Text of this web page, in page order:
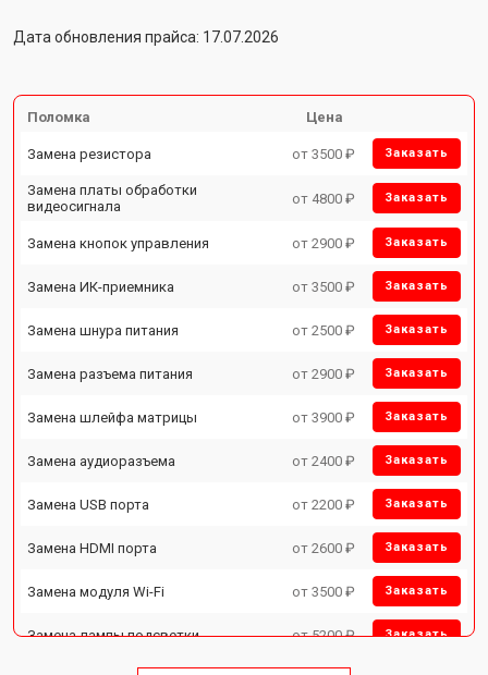
Дата обновления прайса: 17.07.2026
Поломка Цена
Замена резистора от 3500 ₽ Заказать
Замена платы обработки
видеосигнала
от 4800 ₽ Заказать
Замена кнопок управления от 2900 ₽ Заказать
Замена ИК-приемника от 3500 ₽ Заказать
Замена шнура питания от 2500 ₽ Заказать
Замена разъема питания от 2900 ₽ Заказать
Замена шлейфа матрицы от 3900 ₽ Заказать
Замена аудиоразъема от 2400 ₽ Заказать
Замена USB порта от 2200 ₽ Заказать
Замена HDMI порта от 2600 ₽ Заказать
Замена модуля Wi-Fi от 3500 ₽ Заказать
Замена лампы подсветки от 5200 ₽ Заказать